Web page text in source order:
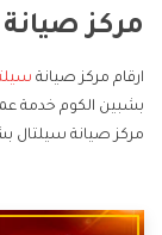
مركز صيانة
ارقام مركز صيانة
بشبين الكوم خدمة
مركز صيانة سيلتال